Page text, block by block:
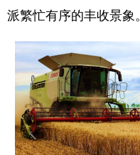
派繁忙有序的丰收景象。